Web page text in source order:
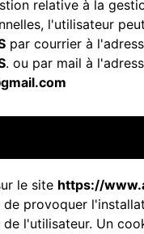
relative à la
l'utilisateur
par courrier à
. ou par mail à
le site https://
provoquer
l'utilisateur. Un